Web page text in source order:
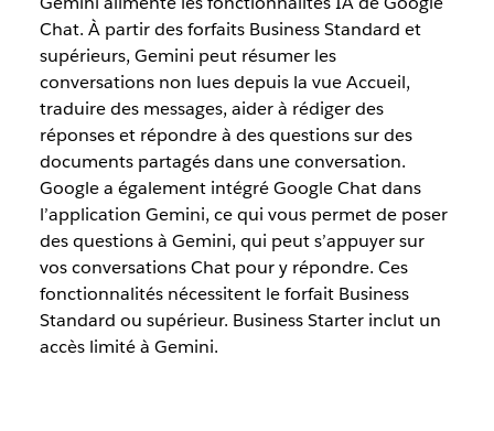
Chat. À partir des forfaits Business Standard et
supérieurs, Gemini peut résumer les
conversations non lues depuis la vue Accueil,
traduire des messages, aider à rédiger des
réponses et répondre à des questions sur des
documents partagés dans une conversation.
Google a également intégré Google Chat dans
l’application Gemini, ce qui vous permet de poser
des questions à Gemini, qui peut s’appuyer sur
vos conversations Chat pour y répondre. Ces
fonctionnalités nécessitent le forfait Business
Standard ou supérieur. Business Starter inclut un
accès limité à Gemini.